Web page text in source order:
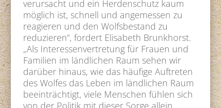
verursacht und ein Herdenschutz kaum
möglich ist, schnell und angemessen zu
reagieren und den Wolfsbestand zu
reduzieren“, fordert Elisabeth Brunkhorst.
„Als Interessenvertretung für Frauen und
Familien im ländlichen Raum sehen wir
darüber hinaus, wie das häufige Auftreten
des Wolfes das Leben im ländlichen Raum
beeinträchtigt, viele Menschen fühlen sich